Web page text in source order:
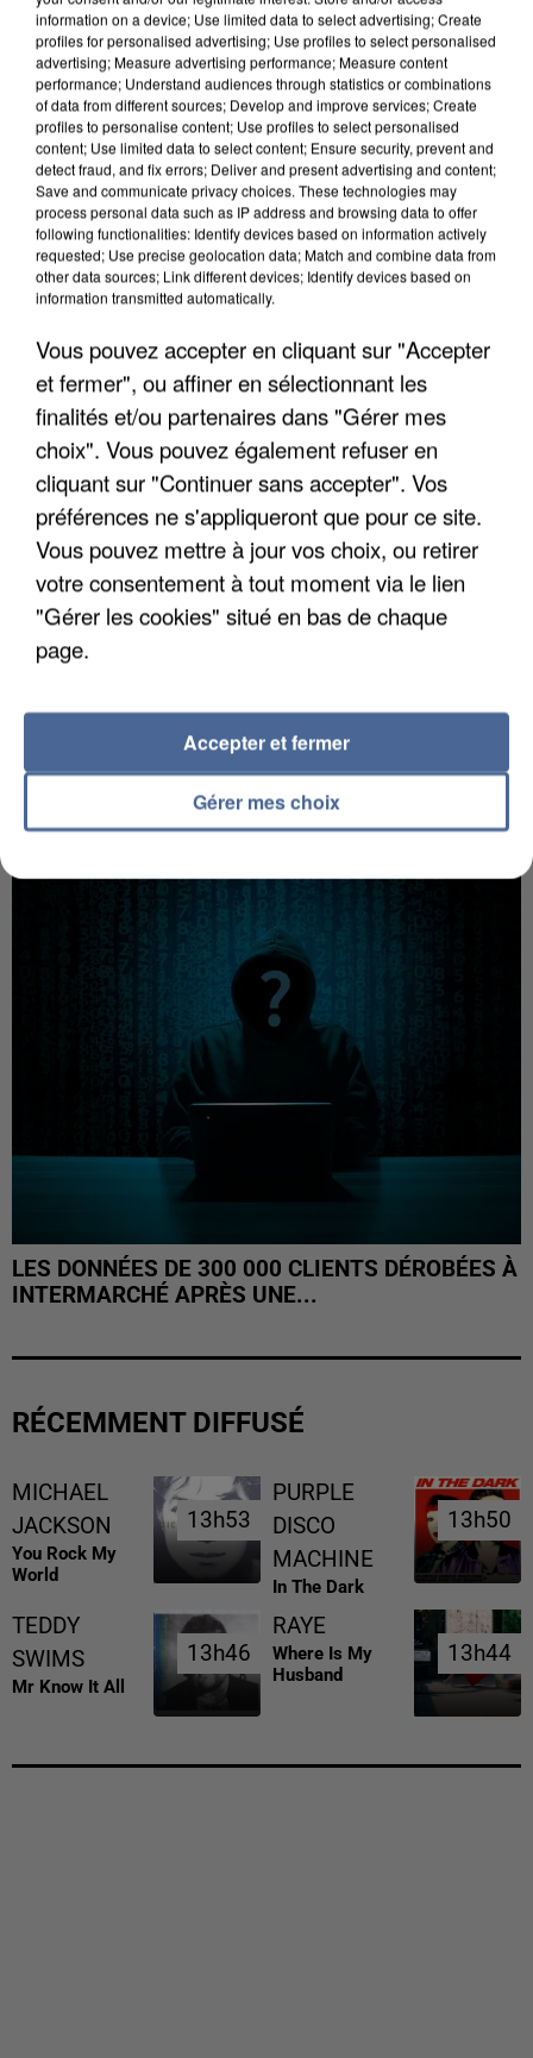
UN SECOND CADRE DE LA DZ MAFIA
INTERPELLÉ EN ALGÉRIE
UNE TOURISTE DE L’OISE EMPORTÉE PAR UNE
COULÉE DE BOUE EN HAUTE-SAVOIE
LES DONNÉES DE 300 000 CLIENTS DÉROBÉES À
INTERMARCHÉ APRÈS UNE...
RÉCEMMENT DIFFUSÉ
MICHAEL
JACKSON
You Rock My
World
13h53
13h53
PURPLE
DISCO
MACHINE
In The Dark
13h50
13h50
TEDDY
SWIMS
Mr Know It All
13h46
13h46
RAYE
Where Is My
Husband
13h44
13h44
information on a device; Use limited data to select advertising; Create
profiles for personalised advertising; Use profiles to select personalised
advertising; Measure advertising performance; Measure content
performance; Understand audiences through statistics or combinations
of data from different sources; Develop and improve services; Create
profiles to personalise content; Use profiles to select personalised
content; Use limited data to select content; Ensure security, prevent and
detect fraud, and fix errors; Deliver and present advertising and content;
Save and communicate privacy choices. These technologies may
process personal data such as IP address and browsing data to offer
following functionalities: Identify devices based on information actively
requested; Use precise geolocation data; Match and combine data from
other data sources; Link different devices; Identify devices based on
information transmitted automatically.
Vous pouvez accepter en cliquant sur "Accepter
et fermer", ou affiner en sélectionnant les
finalités et/ou partenaires dans "Gérer mes
choix". Vous pouvez également refuser en
cliquant sur "Continuer sans accepter". Vos
préférences ne s'appliqueront que pour ce site.
Vous pouvez mettre à jour vos choix, ou retirer
votre consentement à tout moment via le lien
"Gérer les cookies" situé en bas de chaque
page.
Gérer mes choix
Accepter et fermer